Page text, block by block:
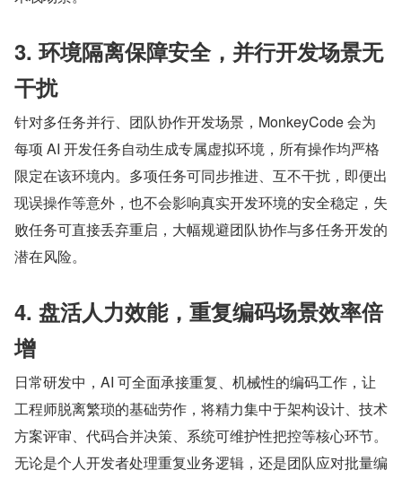
3. 环境隔离保障安全，并行开发场景无
干扰
针对多任务并行、团队协作开发场景，MonkeyCode 会为
每项 AI 开发任务自动生成专属虚拟环境，所有操作均严格
限定在该环境内。多项任务可同步推进、互不干扰，即便出
现误操作等意外，也不会影响真实开发环境的安全稳定，失
败任务可直接丢弃重启，大幅规避团队协作与多任务开发的
潜在风险。
4. 盘活人力效能，重复编码场景效率倍
增
日常研发中，AI 可全面承接重复、机械性的编码工作，让
工程师脱离繁琐的基础劳作，将精力集中于架构设计、技术
方案评审、代码合并决策、系统可维护性把控等核心环节。
无论是个人开发者处理重复业务逻辑，还是团队应对批量编